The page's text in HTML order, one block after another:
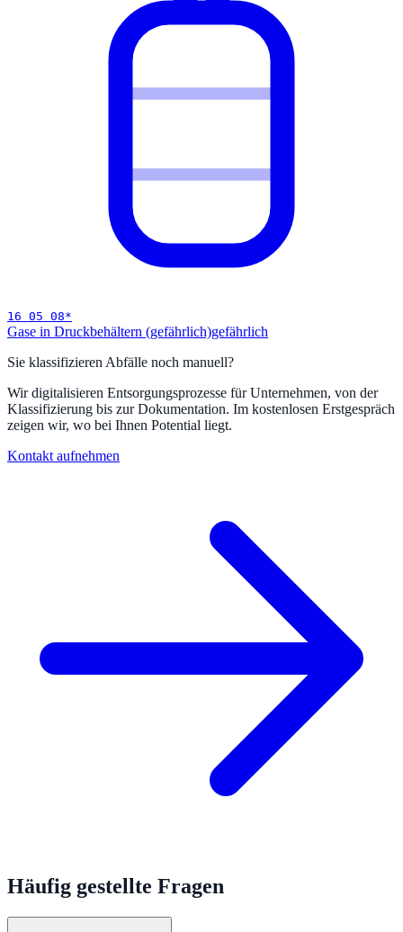
16 05 08*
Gase in Druckbehältern (gefährlich)gefährlich
Sie klassifizieren Abfälle noch manuell?
Wir digitalisieren Entsorgungsprozesse für Unternehmen, von der
Klassifizierung bis zur Dokumentation. Im kostenlosen Erstgespräch
zeigen wir, wo bei Ihnen Potential liegt.
Kontakt aufnehmen
Häufig gestellte Fragen